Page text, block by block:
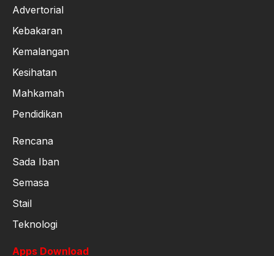
Advertorial
Kebakaran
Kemalangan
Kesihatan
Mahkamah
Pendidikan
Rencana
Sada Iban
Semasa
Stail
Teknologi
Apps Download